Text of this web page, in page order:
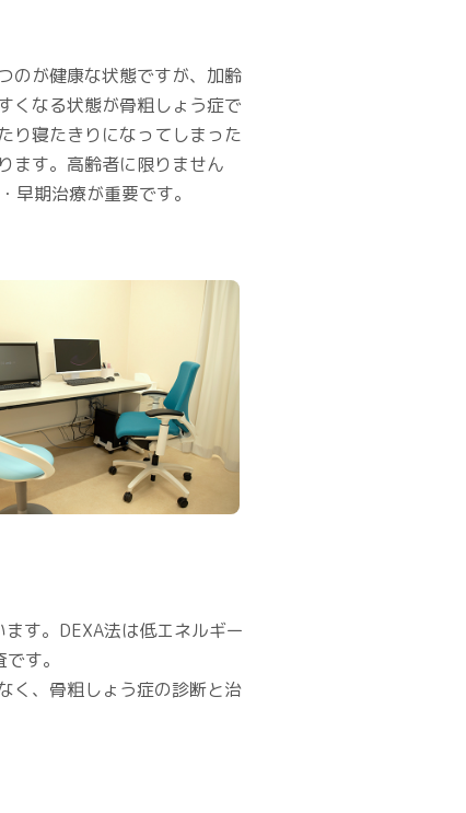
のが健康な状態ですが、加齢
くなる状態が骨粗しょう症で
り寝たきりになってしまった
ます。高齢者に限りません
早期治療が重要です。
す。DEXA法は低エネルギー
す。
く、骨粗しょう症の診断と治